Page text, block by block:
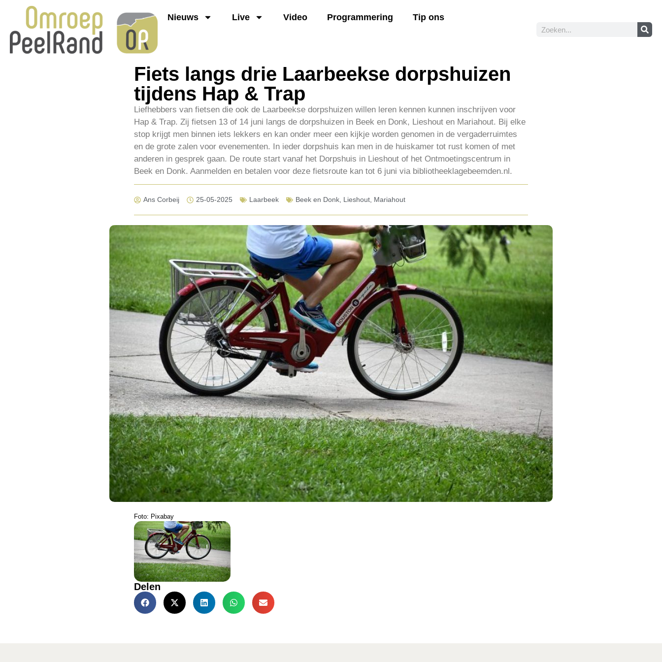
Nieuws Live Video Programmering Tip ons
Fiets langs drie Laarbeekse dorpshuizen
tijdens Hap & Trap
Liefhebbers van fietsen die ook de Laarbeekse dorpshuizen willen leren kennen kunnen inschrijven voor
Hap & Trap. Zij fietsen 13 of 14 juni langs de dorpshuizen in Beek en Donk, Lieshout en Mariahout. Bij elke
stop krijgt men binnen iets lekkers en kan onder meer een kijkje worden genomen in de vergaderruimtes
en de grote zalen voor evenementen. In ieder dorpshuis kan men in de huiskamer tot rust komen of met
anderen in gesprek gaan. De route start vanaf het Dorpshuis in Lieshout of het Ontmoetingscentrum in
Beek en Donk. Aanmelden en betalen voor deze fietsroute kan tot 6 juni via bibliotheeklagebeemden.nl.
Ans Corbeij 25-05-2025 Laarbeek Beek en Donk, Lieshout, Mariahout
Foto: Pixabay
Delen